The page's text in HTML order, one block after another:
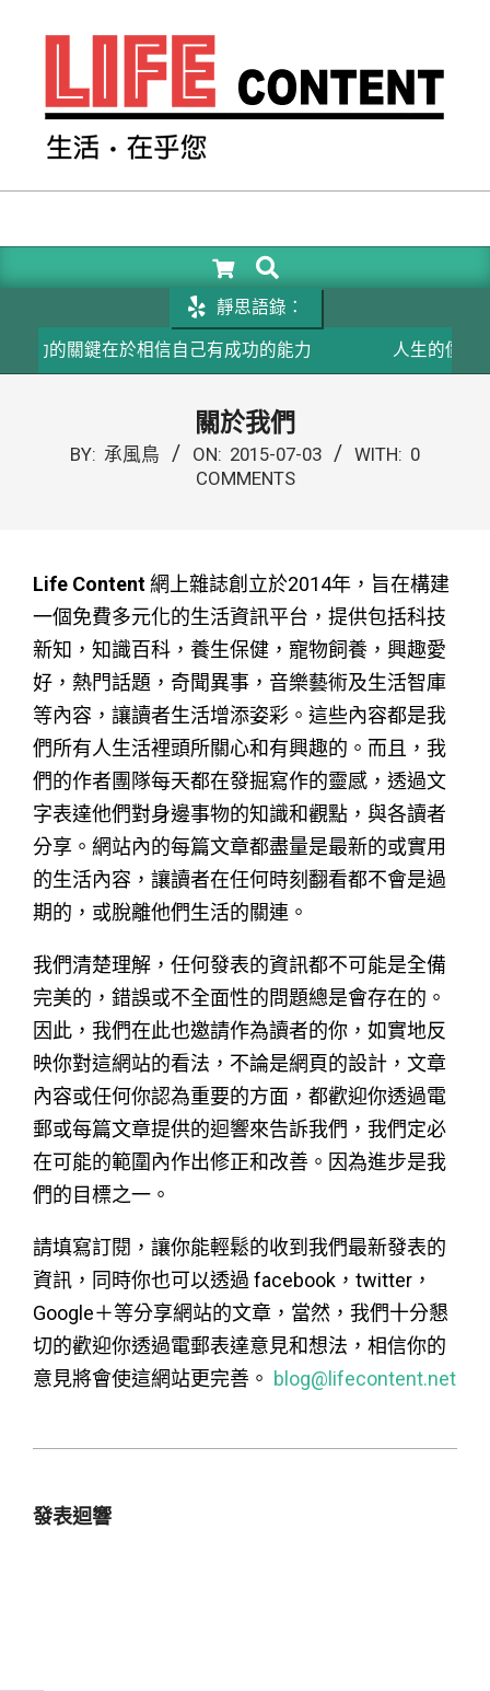
LIFE
SEARCH
靜思語錄：
的關鍵在於相信自己有成功的能力 人生的價值不
關於我們
BY: 承風鳥 ON: 2015-07-03 WITH: 0
COMMENTS
Life Content網上雜誌創立於2014年，旨在構建
一個免費多元化的生活資訊平台，提供包括科技
新知，知識百科，養生保健，寵物飼養，興趣愛
好，熱門話題，奇聞異事，音樂藝術及生活智庫
等內容，讓讀者生活增添姿彩。這些內容都是我
們所有人生活裡頭所關心和有興趣的。而且，我
們的作者團隊每天都在發掘寫作的靈感，透過文
字表達他們對身邊事物的知識和觀點，與各讀者
分享。網站內的每篇文章都盡量是最新的或實用
的生活內容，讓讀者在任何時刻翻看都不會是過
期的，或脫離他們生活的關連。
我們清楚理解，任何發表的資訊都不可能是全備
完美的，錯誤或不全面性的問題總是會存在的。
因此，我們在此也邀請作為讀者的你，如實地反
映你對這網站的看法，不論是網頁的設計，文章
內容或任何你認為重要的方面，都歡迎你透過電
郵或每篇文章提供的迴響來告訴我們，我們定必
在可能的範圍內作出修正和改善。因為進步是我
們的目標之一。
請填寫訂閱，讓你能輕鬆的收到我們最新發表的
資訊，同時你也可以透過 facebook，twitter，
Google＋等分享網站的文章，當然，我們十分懇
切的歡迎你透過電郵表達意見和想法，相信你的
意見將會使這網站更完善。 blog@lifecontent.net
03
發表迴響